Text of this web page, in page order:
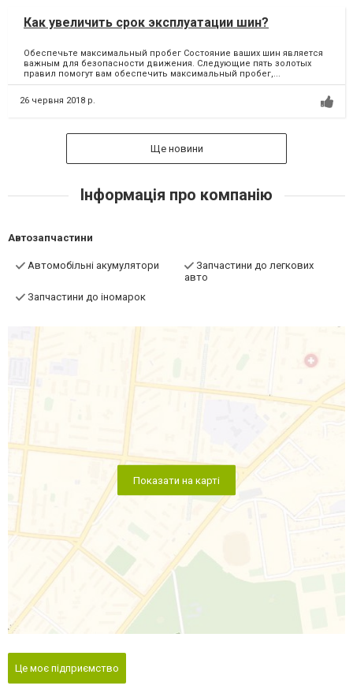
Как увеличить срок эксплуатации шин?
Обеспечьте максимальный пробег Состояние ваших шин является
важным для безопасности движения. Следующие пять золотых
правил помогут вам обеспечить максимальный пробег,...
26 червня 2018 р.
Ще новини
Інформація про компанію
Автозапчастини
Автомобільні акумулятори
Запчастини до легкових
авто
Запчастини до іномарок
Показати на карті
Це моє підприємство